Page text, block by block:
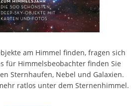
am Himmel finden, fragen sich
für Himmelsbeobachter finden Sie
Sternhaufen, Nebel und Galaxien.
ratlos unter dem Sternenhimmel.